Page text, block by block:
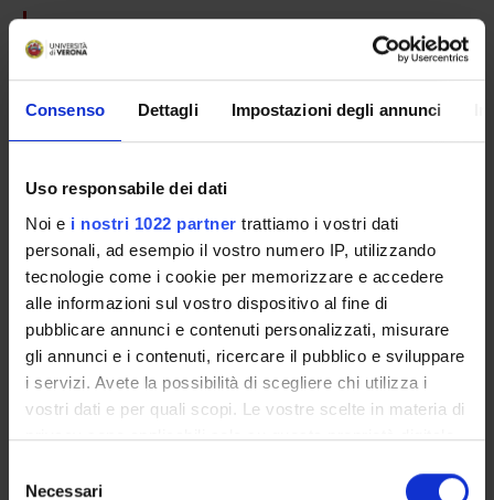
Consenso Dettagli Impostazioni degli annunci
Uso responsabile dei dati
Noi e i nostri 1022 partner trattiamo i vostri dati
personali, ad esempio il vostro numero IP, utilizzando
tecnologie come i cookie per memorizzare e accedere
alle informazioni sul vostro dispositivo al fine di
pubblicare annunci e contenuti personalizzati, misurare
gli annunci e i contenuti, ricercare il pubblico e sviluppare
i servizi. Avete la possibilità di scegliere chi utilizza i
vostri dati e per quali scopi. Le vostre scelte in materia di
privacy sono applicabili solo su questa proprietà digitale
modificare o revocare il proprio consenso in qualsiasi
delNecessari
all'ateneo
PARTECIPANTI AL PROGETTO
Giovanni Pizzolo
Incaricato alla ricerca
ATTIVITÀ